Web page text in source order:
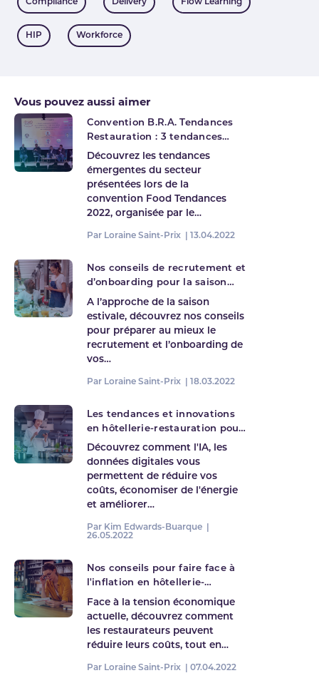
Compliance Delivery Flow Learning
HIP Workforce
Vous pouvez aussi aimer
Convention B.R.A. Tendances
Restauration : 3 tendances
pour 2022 !
Découvrez les tendances
émergentes du secteur
présentées lors de la
convention Food Tendances
2022, organisée par le…
Par Loraine Saint-Prix | 13.04.2022
Nos conseils de recrutement et
d’onboarding pour la saison
estivale en restauration
A l’approche de la saison
estivale, découvrez nos conseils
pour préparer au mieux le
recrutement et l’onboarding de
vos…
Par Loraine Saint-Prix | 18.03.2022
Les tendances et innovations
en hôtellerie-restauration pour
2022
Découvrez comment l'IA, les
données digitales vous
permettent de réduire vos
coûts, économiser de l'énergie
et améliorer…
Par Kim Edwards-Buarque |
26.05.2022
Nos conseils pour faire face à
l'inflation en hôtellerie-
restauration
Face à la tension économique
actuelle, découvrez comment
les restaurateurs peuvent
réduire leurs coûts, tout en…
Par Loraine Saint-Prix | 07.04.2022